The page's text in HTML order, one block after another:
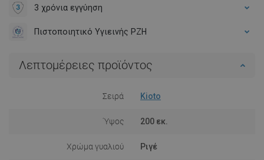
3 χρόνια εγγύηση
Πιστοποιητικό Υγιεινής PZH
Λεπτομέρειες προϊόντος
Σειρά Kioto
Ύψος 200 εκ.
Χρώμα γυαλιού Ριγέ